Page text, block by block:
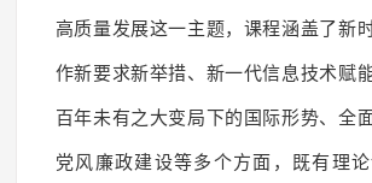
高质量发展这一主题，课程涵盖了新
作新要求新举措、新一代信息技术赋
百年未有之大变局下的国际形势、全
党风廉政建设等多个方面，既有理